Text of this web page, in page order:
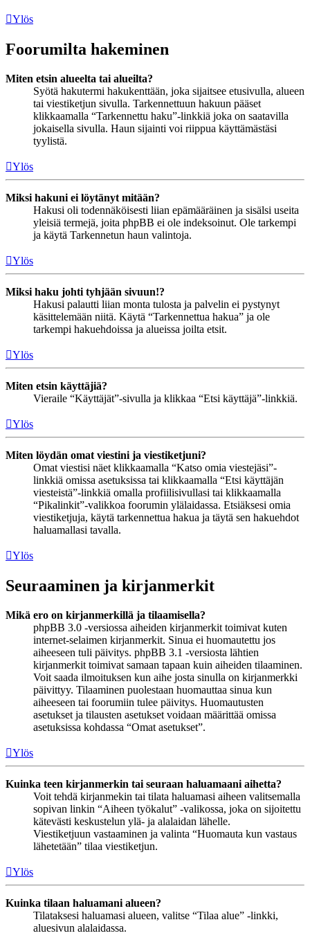
Ylös
Foorumilta hakeminen
Miten etsin alueelta tai alueilta?
Syötä hakutermi hakukenttään, joka sijaitsee etusivulla, alueen
tai viestiketjun sivulla. Tarkennettuun hakuun pääset
klikkaamalla “Tarkennettu haku”-linkkiä joka on saatavilla
jokaisella sivulla. Haun sijainti voi riippua käyttämästäsi
tyylistä.
Ylös
Miksi hakuni ei löytänyt mitään?
Hakusi oli todennäköisesti liian epämääräinen ja sisälsi useita
yleisiä termejä, joita phpBB ei ole indeksoinut. Ole tarkempi
ja käytä Tarkennetun haun valintoja.
Ylös
Miksi haku johti tyhjään sivuun!?
Hakusi palautti liian monta tulosta ja palvelin ei pystynyt
käsittelemään niitä. Käytä “Tarkennettua hakua” ja ole
tarkempi hakuehdoissa ja alueissa joilta etsit.
Ylös
Miten etsin käyttäjiä?
Vieraile “Käyttäjät”-sivulla ja klikkaa “Etsi käyttäjä”-linkkiä.
Ylös
Miten löydän omat viestini ja viestiketjuni?
Omat viestisi näet klikkaamalla “Katso omia viestejäsi”-
linkkiä omissa asetuksissa tai klikkaamalla “Etsi käyttäjän
viesteistä”-linkkiä omalla profiilisivullasi tai klikkaamalla
“Pikalinkit”-valikkoa foorumin ylälaidassa. Etsiäksesi omia
viestiketjuja, käytä tarkennettua hakua ja täytä sen hakuehdot
haluamallasi tavalla.
Ylös
Seuraaminen ja kirjanmerkit
Mikä ero on kirjanmerkillä ja tilaamisella?
phpBB 3.0 -versiossa aiheiden kirjanmerkit toimivat kuten
internet-selaimen kirjanmerkit. Sinua ei huomautettu jos
aiheeseen tuli päivitys. phpBB 3.1 -versiosta lähtien
kirjanmerkit toimivat samaan tapaan kuin aiheiden tilaaminen.
Voit saada ilmoituksen kun aihe josta sinulla on kirjanmerkki
päivittyy. Tilaaminen puolestaan huomauttaa sinua kun
aiheeseen tai foorumiin tulee päivitys. Huomautusten
asetukset ja tilausten asetukset voidaan määrittää omissa
asetuksissa kohdassa “Omat asetukset”.
Ylös
Kuinka teen kirjanmerkin tai seuraan haluamaani aihetta?
Voit tehdä kirjanmekin tai tilata haluamasi aiheen valitsemalla
sopivan linkin “Aiheen työkalut” -valikossa, joka on sijoitettu
kätevästi keskustelun ylä- ja alalaidan lähelle.
Viestiketjuun vastaaminen ja valinta “Huomauta kun vastaus
lähetetään” tilaa viestiketjun.
Ylös
Kuinka tilaan haluamani alueen?
Tilataksesi haluamasi alueen, valitse “Tilaa alue” -linkki,
aluesivun alalaidassa.